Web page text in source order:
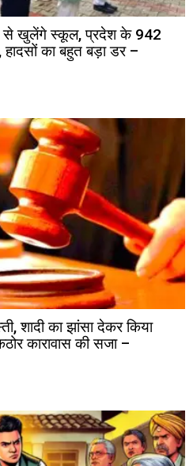
से खुलेंगे स्कूल, प्रदेश के 942
का बहुत बड़ा डर –
शादी का झांसा देकर किया
कारावास की सजा –